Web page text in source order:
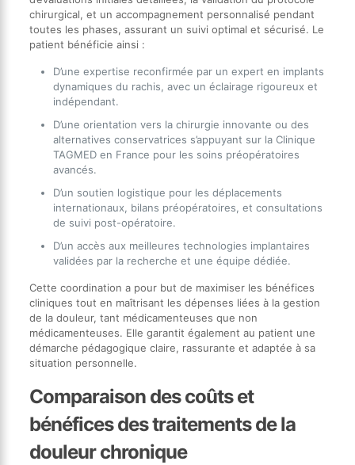
chirurgical, et un accompagnement personnalisé pendant
toutes les phases, assurant un suivi optimal et sécurisé. Le
patient bénéficie ainsi :
D’une expertise reconfirmée par un expert en implants
dynamiques du rachis, avec un éclairage rigoureux et
indépendant.
D’une orientation vers la chirurgie innovante ou des
alternatives conservatrices s’appuyant sur la Clinique
TAGMED en France pour les soins préopératoires
avancés.
D’un soutien logistique pour les déplacements
internationaux, bilans préopératoires, et consultations
de suivi post-opératoire.
D’un accès aux meilleures technologies implantaires
validées par la recherche et une équipe dédiée.
Cette coordination a pour but de maximiser les bénéfices
cliniques tout en maîtrisant les dépenses liées à la gestion
de la douleur, tant médicamenteuses que non
médicamenteuses. Elle garantit également au patient une
démarche pédagogique claire, rassurante et adaptée à sa
situation personnelle.
Comparaison des coûts et
bénéfices des traitements de la
douleur chronique